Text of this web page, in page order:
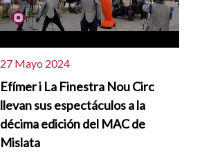
27 Mayo 2024
Efímer i La Finestra Nou Circ
llevan sus espectáculos a la
décima edición del MAC de
Mislata